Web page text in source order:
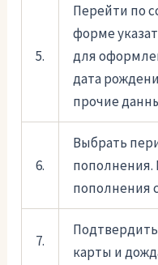
5.
Перейти по
форме
для
дата
прочие
6.
Выбрать
пополнения
7.
карты и